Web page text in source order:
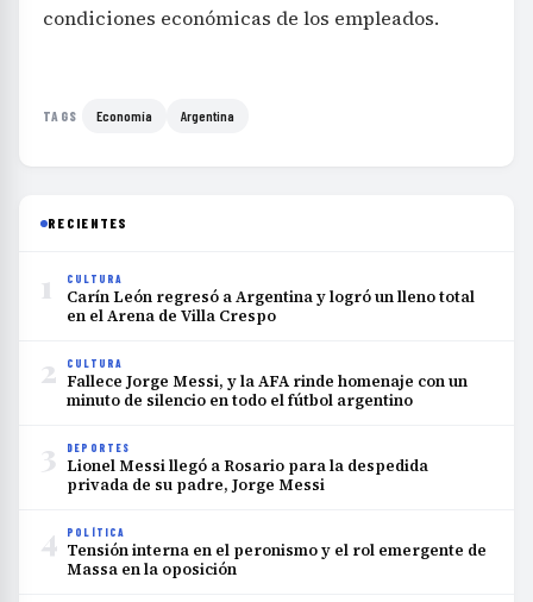
condiciones económicas de los empleados.
TAGS Economía Argentina
RECIENTES
1 CULTURA
Carín León regresó a Argentina y logró un lleno total
en el Arena de Villa Crespo
2 CULTURA
Fallece Jorge Messi, y la AFA rinde homenaje con un
minuto de silencio en todo el fútbol argentino
3 DEPORTES
Lionel Messi llegó a Rosario para la despedida
privada de su padre, Jorge Messi
4 POLÍTICA
Tensión interna en el peronismo y el rol emergente de
Massa en la oposición